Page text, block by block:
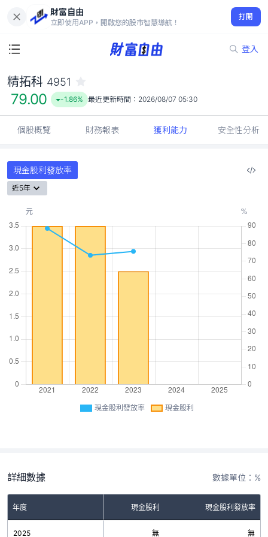
財富自由
立即使用APP，開啟您的股市智慧導航！
打開
登入
79.00
-1.86%
精拓科 4951
79.00 -1.86% 最近更新時間： 2026/08/07 05:30
個股概覽 財務報表 獲利能力 安全性分析
現金股利發放率
近5年
現金股利發放率 現金股利
詳細數據 數據單位：%
年度 現金股利 現金股利發放率
2025 無 無